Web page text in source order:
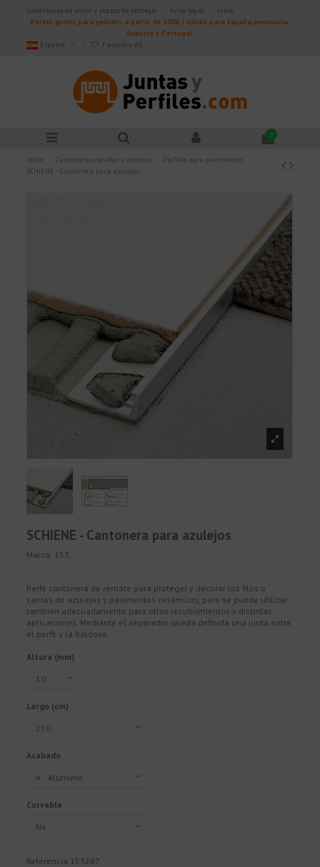
Condiciones de envío y plazos de entrega Aviso legal
Inicio
Portes gratis para pedidos a partir de 100€ | Válido para España peninsular,
Andorra y Portugal.
Español
Favoritos (0)
0
Inicio Cantoneras, cenefas y escocias
Perfiles para pavimentos
SCHIENE - Cantonera para azulejos
SCHIENE - Cantonera para azulejos
Marca: 153
Perfil cantonera de remate para proteger y decorar los filos o
cantos de azulejos y pavimentos cerámicos, pero se puede utilizar
también adecuadamente para otros recubrimientos y distintas
aplicaciones. Mediante el separador queda definida una junta entre
el perfil y la baldosa.
Altura (mm)
Largo (cm)
Acabado
Curvable
Referencia 153287